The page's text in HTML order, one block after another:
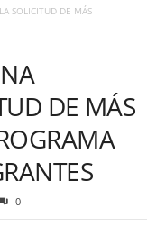
SOLICITUD DE MÁS
DE MÁS
0